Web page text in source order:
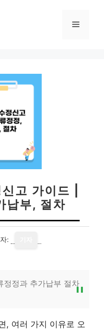
메
고 가이드 |
납부, 절차
:
정정과 추가납부 절차
, 여러 가지 이유로 오